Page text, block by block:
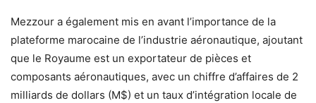
Mezzour a également mis en avant l’importance de la
plateforme marocaine de l’industrie aéronautique, ajoutant
que le Royaume est un exportateur de pièces et
composants aéronautiques, avec un chiffre d’affaires de 2
milliards de dollars (M$) et un taux d’intégration locale de